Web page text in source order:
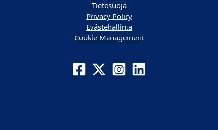
Tietosuoja
Privacy Policy
Evästehallinta
Cookie Management